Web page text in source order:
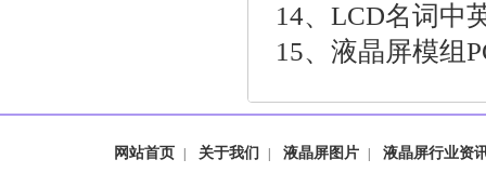
14、 LCD名词中
15、 液晶屏模组
网站首页 关于我们 液晶屏图片 液晶屏行业资